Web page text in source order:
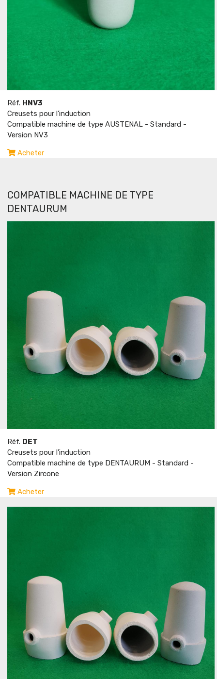
Réf. HNV3
Creusets pour l'induction
Compatible machine de type AUSTENAL - Standard -
Version NV3
Acheter
COMPATIBLE MACHINE DE TYPE
DENTAURUM
Réf. DET
Creusets pour l'induction
Compatible machine de type DENTAURUM - Standard -
Version Zircone
Acheter